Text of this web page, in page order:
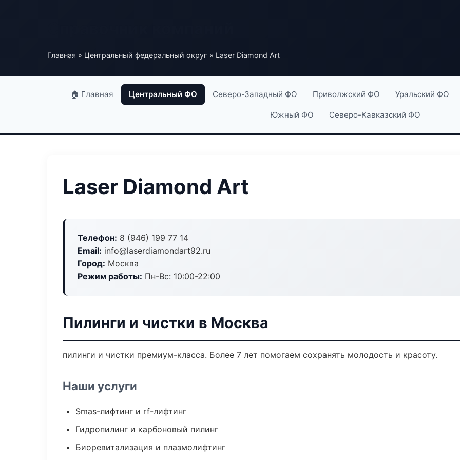
Главная » Центральный федеральный округ » Laser Diamond Art
🏠 Главная Центральный ФО Северо-Западный ФО Приволжский ФО Уральский ФО
Южный ФО Северо-Кавказский ФО
Laser Diamond Art
Телефон: 8 (946) 199 77 14
Email: info@laserdiamondart92.ru
Город: Москва
Режим работы: Пн-Вс: 10:00-22:00
Пилинги и чистки в Москва
пилинги и чистки премиум-класса. Более 7 лет помогаем сохранять молодость и красоту.
Наши услуги
Smas-лифтинг и rf-лифтинг
Гидропилинг и карбоновый пилинг
Биоревитализация и плазмолифтинг